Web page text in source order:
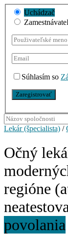
Uchádzač
Súhlasím so
Lekár (špecialista) /
Očný
regióne
povolania